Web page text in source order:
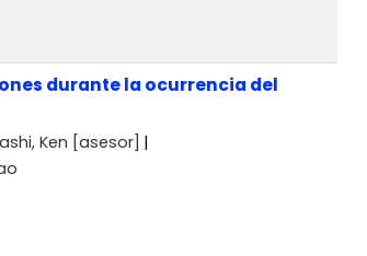
durante la ocurrencia del
Ken [asesor]